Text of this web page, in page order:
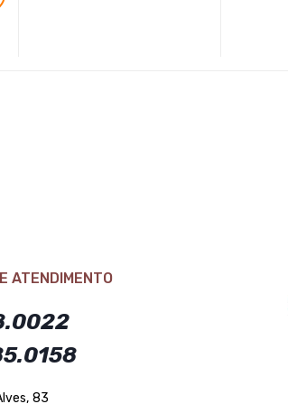
ATENDIMENTO
83